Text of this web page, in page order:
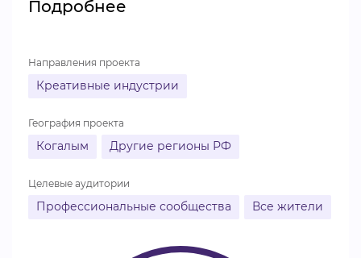
Подробнее
Направления проекта
Креативные индустрии
География проекта
Когалым Другие регионы РФ
Целевые аудитории
Профессиональные сообщества Все жители